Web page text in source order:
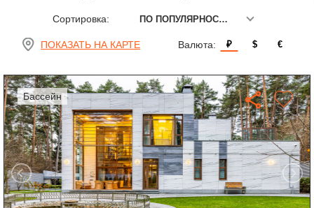
Сортировка: ПО ПОПУЛЯРНОСТИ
ПОКАЗАТЬ НА КАРТЕ Валюта: ₽ $ €
бассейн